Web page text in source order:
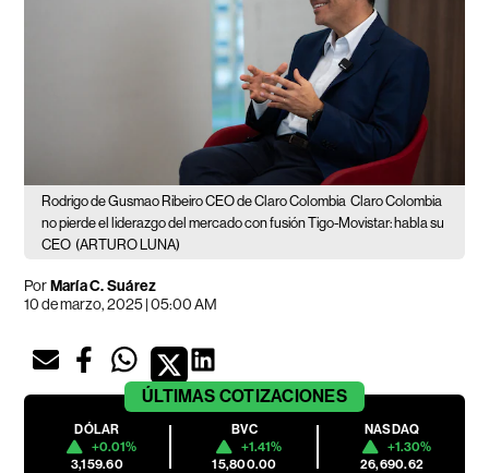
Rodrigo de Gusmao Ribeiro CEO de Claro Colombia Claro Colombia
no pierde el liderazgo del mercado con fusión Tigo-Movistar: habla su
CEO (ARTURO LUNA)
PorMaría C. Suárez
10 de marzo, 2025 | 05:00 AM
ÚLTIMAS COTIZACIONES
DÓLAR
+0.01%
3,159.60
BVC
+1.41%
15,800.00
NASDAQ
+1.30%
26,690.62